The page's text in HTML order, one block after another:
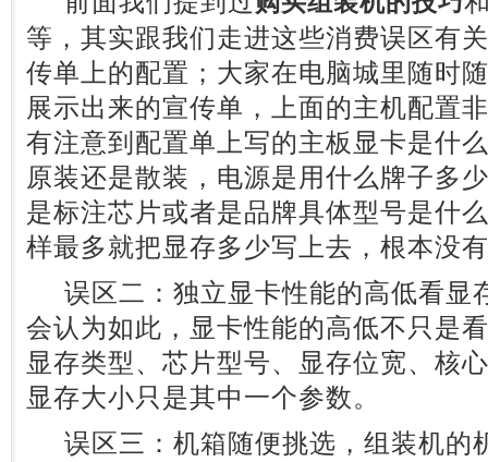
等，其实跟我们走进这些消费误区有
传单上的配置；大家在电脑城里随时
展示出来的宣传单，上面的主机配置
有注意到配置单上写的主板显卡是什
原装还是散装，电源是用什么牌子多
是标注芯片或者是品牌具体型号是什
样最多就把显存多少写上去，根本没
误区二：独立显卡性能的高低看显
会认为如此，显卡性能的高低不只是
显存类型、芯片型号、显存位宽、核
显存大小只是其中一个参数。
误区三：机箱随便挑选，组装机的